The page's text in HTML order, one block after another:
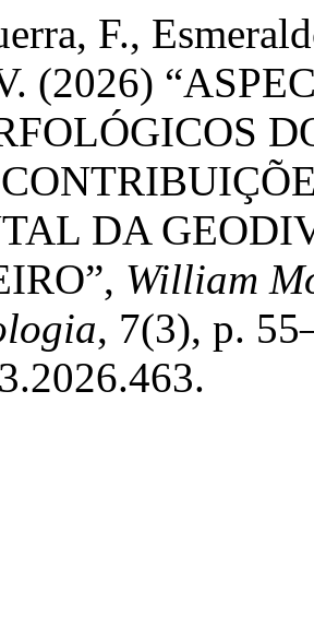
F.,
(2026)
DA
William
, 7(3), p.